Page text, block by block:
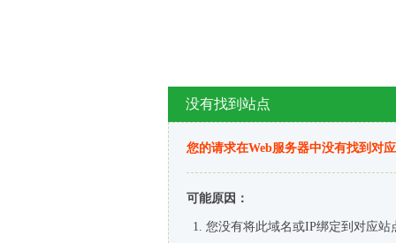
没有找到站点
您的请求在Web服务器中没有找到对
可能原因：
您没有将此域名或IP绑定到对应站